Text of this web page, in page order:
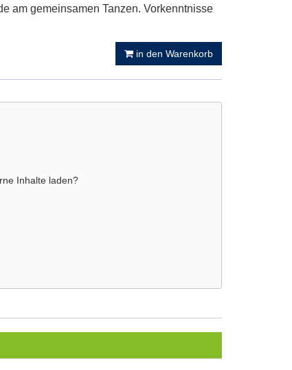
am gemeinsamen Tanzen. Vorkenntnisse
in den Warenkorb
Inhalte laden?